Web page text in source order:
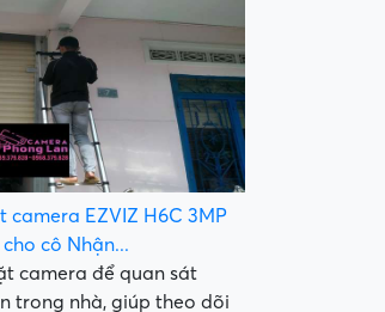
camera EZVIZ H6C 3MP
cô Nhận...
camera để quan sát
trong nhà, giúp theo dõi